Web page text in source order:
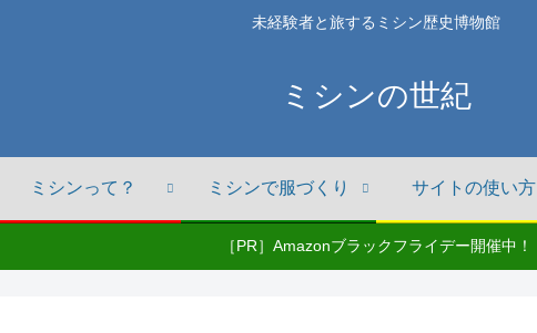
未経験者と旅するミシン歴史博物館
ミシンの世紀
ミシンって？ ミシンで服づくり サイトの使い方
［PR］Amazonブラックフライデー開催中！